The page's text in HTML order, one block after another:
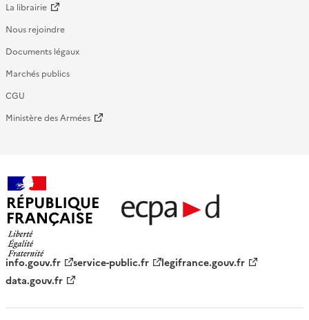
La librairie
Nous rejoindre
Documents légaux
Marchés publics
CGU
Ministère des Armées
française - ECPAD
info.gouv.fr service-public.fr
legifrance.gouv.fr
data.gouv.fr